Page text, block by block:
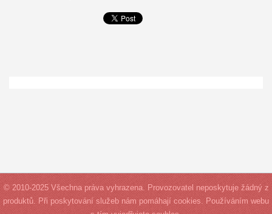
© 2010-2025 Všechna práva vyhrazena. Provozovatel neposkytuje žádný z
produktů. Při poskytování služeb nám pomáhají cookies. Používáním webu